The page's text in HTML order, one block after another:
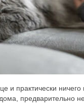
и практически
предварительно